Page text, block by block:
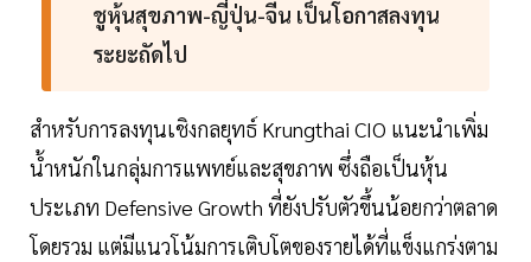
ชูหุ้นสุขภาพ-ญี่ปุ่น-จีน เป็นโอกาสลงทุน
ระยะถัดไป
สำหรับการลงทุนเชิงกลยุทธ์ Krungthai CIO แนะนำเพิ่ม
น้ำหนักในกลุ่มการแพทย์และสุขภาพ ซึ่งถือเป็นหุ้น
ประเภท Defensive Growth ที่ยังปรับตัวขึ้นน้อยกว่าตลาด
โดยรวม แต่มีแนวโน้มการเติบโตของรายได้ที่แข็งแกร่งตาม